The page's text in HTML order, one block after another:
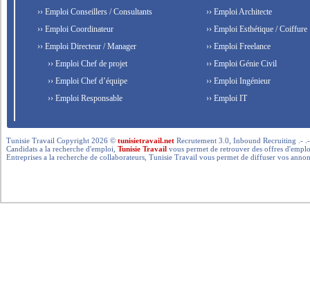
›› Emploi Conseillers / Consultants
›› Emploi Coordinateur
›› Emploi Directeur / Manager
›› Emploi Chef de projet
›› Emploi Chef d’équipe
›› Emploi Responsable
›› Emploi Architecte
›› Emploi Esthétique / Coiffure
›› Emploi Freelance
›› Emploi Génie Civil
›› Emploi Ingénieur
›› Emploi IT
Tunisie Travail Copyright 2026 ©tunisietravail.net Recrutement 3.0, Inbound Recruiting .-
Candidats a la recherche d'emploi,Tunisie Travail vous permet de retrouver des offres
Entreprises a la recherche de collaborateurs, Tunisie Travail vous permet de diffuser vos